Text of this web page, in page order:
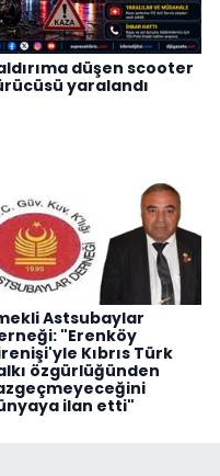
düşen scooter
yaralandı
Astsubaylar
"Erenköy
Kıbrıs Türk
özgürlüğünden
ilan etti"